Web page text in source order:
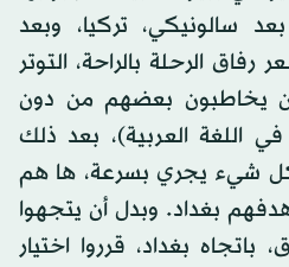
سالونيكي، تركيا، وبعد
رفاق الرحلة بالراحة، التوتر
يخاطبون بعضهم من دون
اللغة العربية)، بعد ذلك
كل شيء يجري بسرعة، ها هم
بغداد. وبدل أن يتجهوا
باتجاه بغداد، قرروا اختيار